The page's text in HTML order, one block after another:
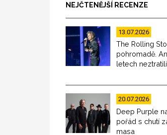
NEJČTENĚJŠÍ RECENZE
13.07.2026
The Rolling
pohromadě.
letech
20.07.2026
Deep Purple
pořád s chutí
masa